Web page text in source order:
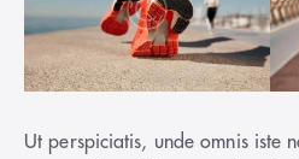
Ut perspiciatis, unde omnis iste